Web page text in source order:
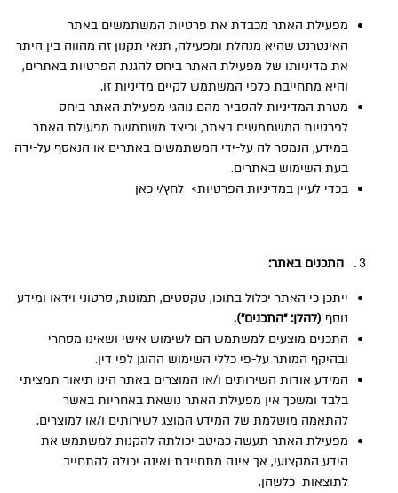
מפעילת האתר מכבדת את פרטיות המשתמשים באתר
האינטרנט שהיא מנהלת ומפעילה, תנאי תקנון זה מהווה בין היתר
את מדיניותו של מפעילת האתר ביחס להגנת הפרטיות באתרים,
והיא מתחייבת כלפי המשתמש לקיים מדיניות זו.
מטרת המדיניות להסביר מהם נוהגי מפעילת האתר ביחס
לפרטיות המשתמשים באתר, וכיצד משתמשת מפעילת האתר
במידע, הנמסר לה על-ידי המשתמשים באתרים או הנאסף על-ידה
בעת השימוש באתרים.
בכדי לעיין במדיניות הפרטיות> לחץ/י כאן
התכנים באתר:
ייתכן כי האתר יכלול בתוכו, טקסטים, תמונות, סרטוני וידאו ומידע
נוסף (להלן: “התכנים”).
התכנים מוצעים למשתמש הם לשימוש אישי ושאינו מסחרי
ובהיקף המותר על-פי כללי השימוש ההוגן לפי דין.
המידע אודות השירותים ו/או המוצרים באתר הינו תיאור תמציתי
בלבד ומשכך אין מפעילת האתר נושאת באחריות באשר
להתאמה מושלמת של המידע המוצג לשירותים ו/או למוצרים.
מפעילת האתר תעשה כמיטב יכולתה להקנות למשתמש את
הידע המקצועי, אך אינה מתחייבת ואינה יכולה להתחייב
לתוצאות כלשהן.